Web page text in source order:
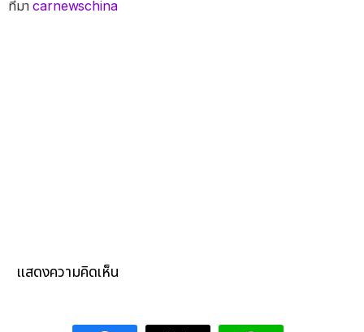
ที่มาcarnewschina
แสดงความคิดเห็น